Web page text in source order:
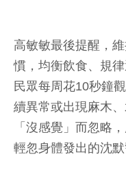
高敏敏最後提醒，
慣，均衡飲食、規
民眾每周花10秒鐘
續異常或出現麻木
「沒感覺」而忽略
輕忽身體發出的沈默